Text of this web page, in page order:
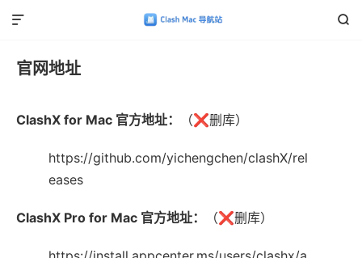


官网地址
ClashX for Mac 官方地址： （❌️删库）
https://github.com/yichengchen/clashX/rel
eases
ClashX Pro for Mac 官方地址： （❌️删库）